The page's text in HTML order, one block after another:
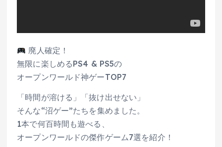
廃人確定！
無限に楽しめるPS4 & PS5の
オープンワールド神ゲーTOP7
「時間が溶ける」「抜け出せない」
そんな“沼ゲー”たちを集めました。
1本で何百時間も遊べる、
オープンワールドの傑作ゲーム7選を紹介！